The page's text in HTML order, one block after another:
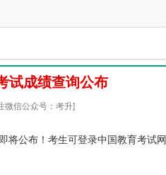
试成绩查询公布
微信公众号：考升]
将公布！考生可登录中国教育考试网